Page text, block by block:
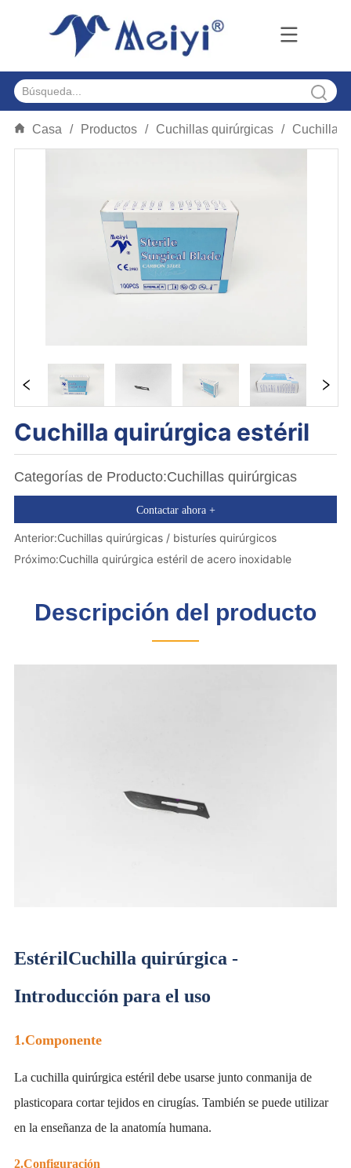
Casa / Productos / Cuchillas quirúrgicas / Cuchilla
Cuchilla quirúrgica estéril
Categorías de Producto:Cuchillas quirúrgicas
Contactar ahora +
Anterior:Cuchillas quirúrgicas / bisturíes quirúrgicos
Próximo:Cuchilla quirúrgica estéril de acero inoxidable
Descripción del producto